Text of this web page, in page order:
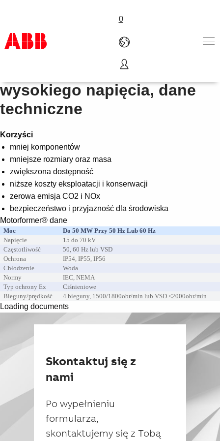
0
Produkty i rozwiązania
Branże
Usługi
Złóż zamówienie
Skontaktuj się z nami
Kariera
Silniki synchroniczne
wysokiego napięcia, dane
techniczne
Korzyści
mniej komponentów
mniejsze rozmiary oraz masa
zwiększona dostępność
niższe koszty eksploatacji i konserwacji
zerowa emisja CO2 i NOx
bezpieczeństwo i przyjazność dla środowiska
Motorformer® dane
Moc
Do 50 MW Przy 50 Hz Lub 60 Hz
Napięcie
15 do 70 kV
Częstotliwość
50, 60 Hz lub VSD
Ochrona
IP54, IP55, IP56
Chłodzenie
Woda
Normy
IEC, NEMA
Typ ochrony Ex
Ciśnieniowe
Bieguny/prędkość
4 bieguny, 1500/1800obr/min lub VSD <2000obr/min
Loading documents
Skontaktuj się z
nami
Po wypełnieniu
formularza,
skontaktujemy się z Tobą